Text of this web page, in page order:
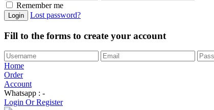
Remember me
Lost password?
Fill to the forms to create your account
Home
Order
Account
Whatsapp : -
Login Or Register